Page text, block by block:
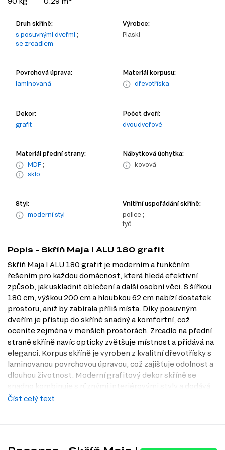
Druh skříně:
s posuvnými dveřmi ;
se zrcadlem
Výrobce:
Piaski
Povrchová úprava:
laminovaná
Materiál korpusu:
dřevotříska
Dekor:
grafit
Počet dveří:
dvoudveřové
Materiál přední strany:
MDF ;
sklo
Nábytková úchytka:
kovová
Styl:
moderní styl
Vnitřní uspořádání skříně:
police ;
tyč
Popis - Skříň Maja I ALU 180 grafit
Skříň Maja I ALU 180 grafit je moderním a funkčním
řešením pro každou domácnost, která hledá efektivní
způsob, jak uskladnit oblečení a další osobní věci. S šířkou
180 cm, výškou 200 cm a hloubkou 62 cm nabízí dostatek
prostoru, aniž by zabírala příliš místa. Díky posuvným
dveřím je přístup do skříně snadný a komfortní, což
oceníte zejména v menších prostorách. Zrcadlo na přední
straně skříně navíc opticky zvětšuje místnost a přidává na
eleganci. Korpus skříně je vyroben z kvalitní dřevotřísky s
laminovanou povrchovou úpravou, což zajišťuje odolnost a
dlouhou životnost. Moderní grafitový dekor skříně se
snadno kombinuje s různými interiérovými styly a dodává
prostoru sofistikovaný vzhled. Pro maximální funkčnost je
Číst celý text